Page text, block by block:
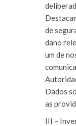
de
dano
um de
Dados
as
III –